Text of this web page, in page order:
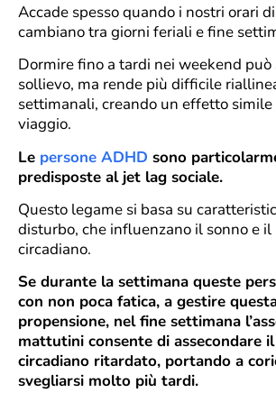
Accade spesso quando i nostri orari
cambiano tra giorni feriali e fine
Dormire fino a tardi nei weekend può
sollievo, ma rende più difficile
settimanali, creando un effetto
viaggio.
Le persone ADHD sono
predisposte al jet lag sociale.
Questo legame si basa su
disturbo, che influenzano il sonno e
circadiano.
Se durante la settimana queste
con non poca fatica, a gestire
propensione, nel fine settimana
mattutini consente di assecondare
circadiano ritardato, portando a
svegliarsi molto più tardi.